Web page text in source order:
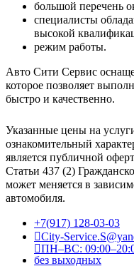
большой перечень
специалисты
высокой
режим работы.
Авто Сити Сервис
которое позволяет
быстро и качественно.
Указанные цены на
ознакомительный
является публичной
Статьи 437 (2)
может меняется в
автомобиля.
+7(917) 128-03-03
City-
ПН–ВС:
без выходных